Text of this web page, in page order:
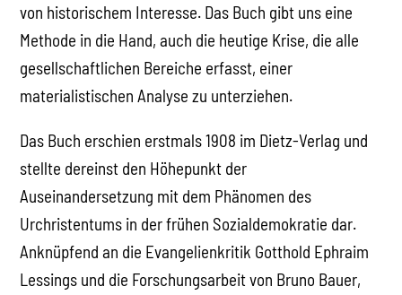
von historischem Interesse. Das Buch gibt uns eine
Methode in die Hand, auch die heutige Krise, die alle
gesellschaftlichen Bereiche erfasst, einer
materialistischen Analyse zu unterziehen.
Das Buch erschien erstmals 1908 im Dietz-Verlag und
stellte dereinst den Höhepunkt der
Auseinandersetzung mit dem Phänomen des
Urchristentums in der frühen Sozialdemokratie dar.
Anknüpfend an die Evangelienkritik Gotthold Ephraim
Lessings und die Forschungsarbeit von Bruno Bauer,